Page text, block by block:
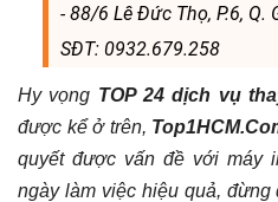
- 88/6 Lê Đức Thọ, P.6, Q.
SĐT: 0932.679.258
Hy vọng TOP 24 dịch vụ
được kể ở trên,
quyết được vấn đề với máy
ngày làm việc hiệu quả,